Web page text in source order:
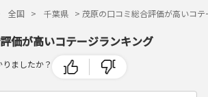
全国 > 千葉県 > 茂原の口コミ総合評価が高いコ
価が高いコテージランキング
ましたか？